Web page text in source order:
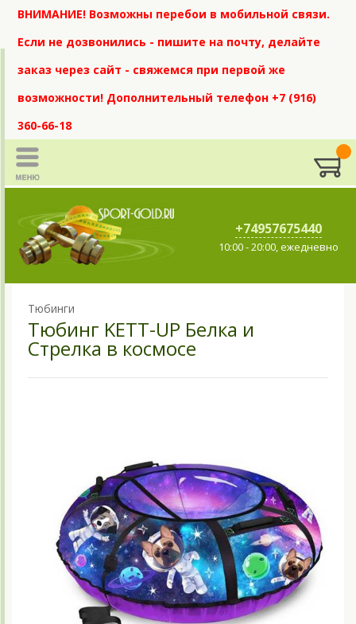
ВНИМАНИЕ! Возможны перебои в мобильной связи.
Если не дозвонились - пишите на почту, делайте
заказ через сайт - свяжемся при первой же
возможности! Дополнительный телефон +7 (916)
360-66-18
+74957675440
10:00 - 20:00, ежедневно
Тюбинги
Тюбинг KETT-UP Белка и
Стрелка в космосе